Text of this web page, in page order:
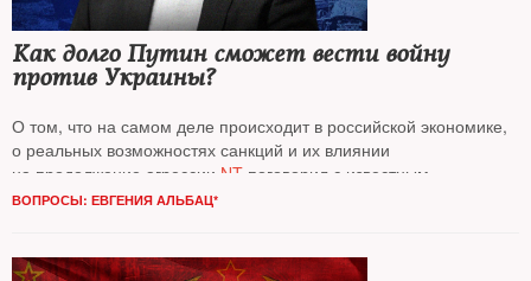
Как долго Путин сможет вести войну
против Украины?
О том, что на самом деле происходит в российской экономике,
о реальных возможностях санкций и их влиянии
на продолжение агрессии NT поговорил с известным
экономистом, профессором Гарвардского университета (США)
ВОПРОСЫ: ЕВГЕНИЯ АЛЬБАЦ*